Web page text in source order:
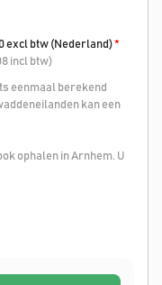
excl btw (Nederland)*
incl btw)
eenmaal berekend
kan een
ophalen in Arnhem. U